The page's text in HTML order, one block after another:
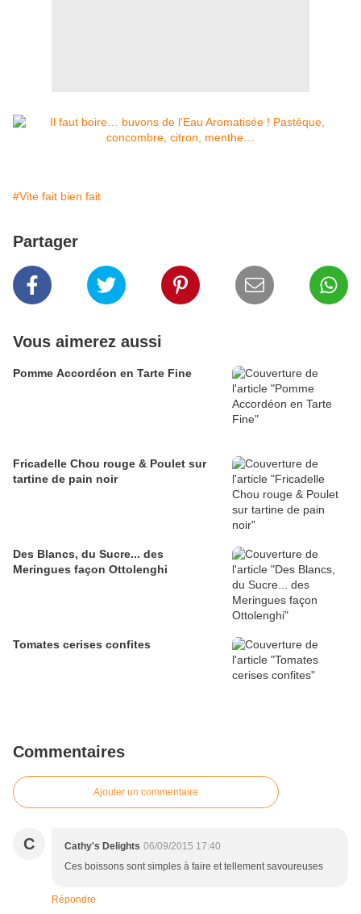
#Vite fait bien fait
Partager
Vous aimerez aussi
Pomme Accordéon en Tarte Fine
Fricadelle Chou rouge & Poulet sur
tartine de pain noir
Des Blancs, du Sucre... des
Meringues façon Ottolenghi
Tomates cerises confites
Commentaires
Ajouter un commentaire
C Cathy's Delights 06/09/2015 17:40
Ces boissons sont simples à faire et tellement savoureuses
Répondre